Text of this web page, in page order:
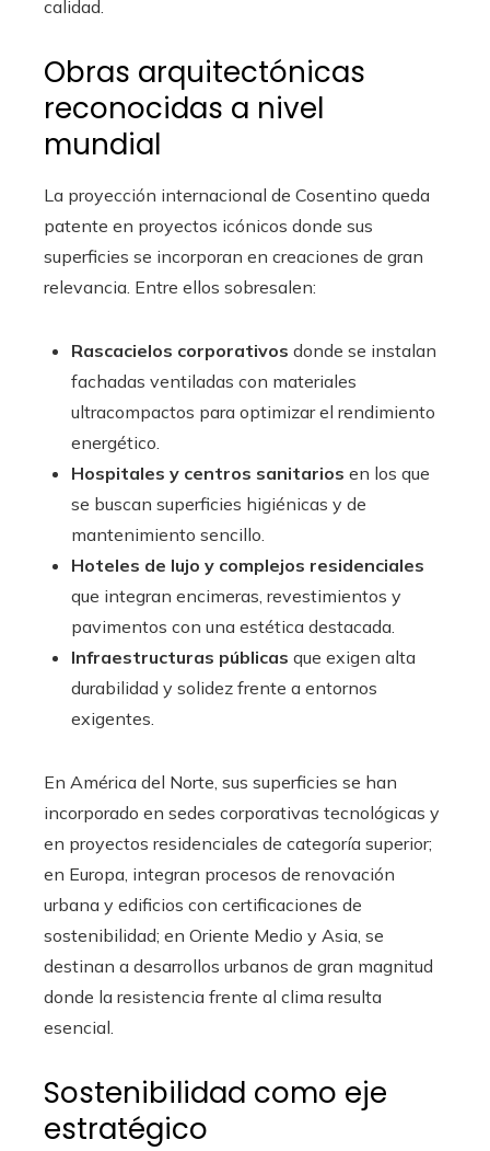
calidad.
Obras arquitectónicas
reconocidas a nivel
mundial
La proyección internacional de Cosentino queda
patente en proyectos icónicos donde sus
superficies se incorporan en creaciones de gran
relevancia. Entre ellos sobresalen:
Rascacielos corporativos donde se instalan
fachadas ventiladas con materiales
ultracompactos para optimizar el rendimiento
energético.
Hospitales y centros sanitarios en los que
se buscan superficies higiénicas y de
mantenimiento sencillo.
Hoteles de lujo y complejos residenciales
que integran encimeras, revestimientos y
pavimentos con una estética destacada.
Infraestructuras públicas que exigen alta
durabilidad y solidez frente a entornos
exigentes.
En América del Norte, sus superficies se han
incorporado en sedes corporativas tecnológicas y
en proyectos residenciales de categoría superior;
en Europa, integran procesos de renovación
urbana y edificios con certificaciones de
sostenibilidad; en Oriente Medio y Asia, se
destinan a desarrollos urbanos de gran magnitud
donde la resistencia frente al clima resulta
esencial.
Sostenibilidad como eje
estratégico